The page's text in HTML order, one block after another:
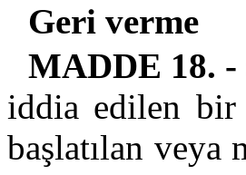
Geri verme
MADDE 18. -
iddia edilen bir
başlatılan veya